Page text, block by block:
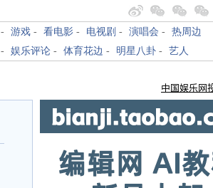
- 游戏 - 看电影 - 电视剧 - 演唱会 - 热周边
- 娱乐评论 - 体育花边 - 明星八卦 - 艺人